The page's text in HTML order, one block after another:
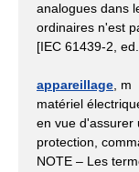
analogues dans
ordinaires n'est
[IEC 61439-2,
appareillage , m
matériel
en vue d'assurer
protection,
NOTE – Les